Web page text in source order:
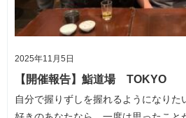
2025年11月5日
【開催報告】鮨道場 TOKYO
自分で握りずしを握れるようになりた